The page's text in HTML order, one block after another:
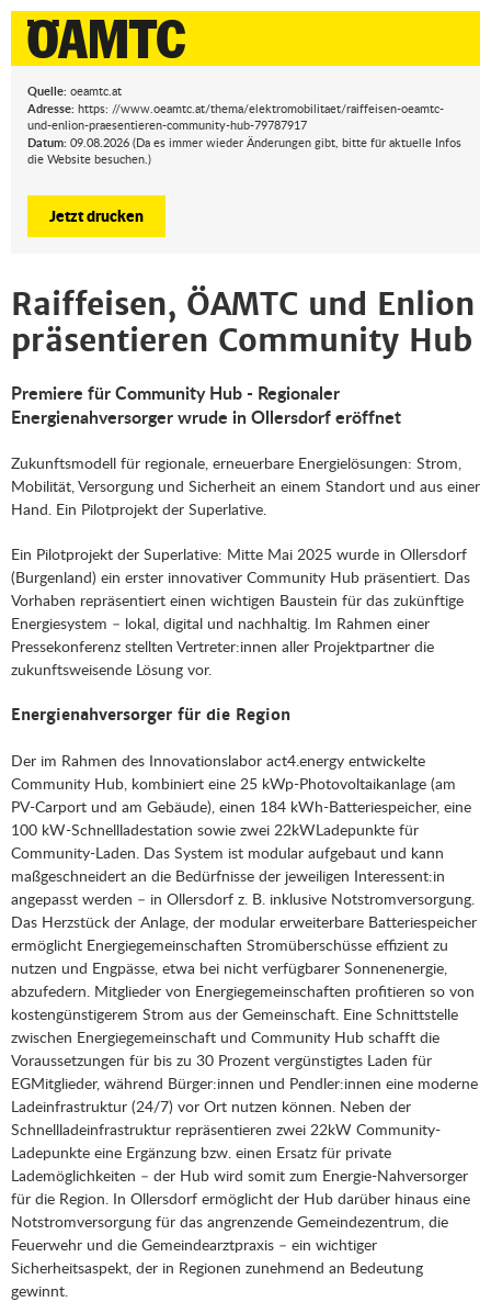
Quelle: oeamtc.at
Adresse: https: //www.oeamtc.at/thema/elektromobilitaet/raiffeisen-oeamtc-
und-enlion-praesentieren-community-hub-79787917
Datum: 09.08.2026 (Da es immer wieder Änderungen gibt, bitte für aktuelle Infos
die Website besuchen.)
Jetzt drucken
Raiffeisen, ÖAMTC und Enlion
präsentieren Community Hub
Premiere für Community Hub - Regionaler
Energienahversorger wrude in Ollersdorf eröffnet
Zukunftsmodell für regionale, erneuerbare Energielösungen: Strom,
Mobilität, Versorgung und Sicherheit an einem Standort und aus einer
Hand. Ein Pilotprojekt der Superlative.
Ein Pilotprojekt der Superlative: Mitte Mai 2025 wurde in Ollersdorf
(Burgenland) ein erster innovativer Community Hub präsentiert. Das
Vorhaben repräsentiert einen wichtigen Baustein für das zukünftige
Energiesystem – lokal, digital und nachhaltig. Im Rahmen einer
Pressekonferenz stellten Vertreter:innen aller Projektpartner die
zukunftsweisende Lösung vor.
Energienahversorger für die Region
Der im Rahmen des Innovationslabor act4.energy entwickelte
Community Hub, kombiniert eine 25 kWp-Photovoltaikanlage (am
PV-Carport und am Gebäude), einen 184 kWh-Batteriespeicher, eine
100 kW-Schnellladestation sowie zwei 22kWLadepunkte für
Community-Laden. Das System ist modular aufgebaut und kann
maßgeschneidert an die Bedürfnisse der jeweiligen Interessent:in
angepasst werden – in Ollersdorf z. B. inklusive Notstromversorgung.
Das Herzstück der Anlage, der modular erweiterbare Batteriespeicher
ermöglicht Energiegemeinschaften Stromüberschüsse effizient zu
nutzen und Engpässe, etwa bei nicht verfügbarer Sonnenenergie,
abzufedern. Mitglieder von Energiegemeinschaften profitieren so von
kostengünstigerem Strom aus der Gemeinschaft. Eine Schnittstelle
zwischen Energiegemeinschaft und Community Hub schafft die
Voraussetzungen für bis zu 30 Prozent vergünstigtes Laden für
EGMitglieder, während Bürger:innen und Pendler:innen eine moderne
Ladeinfrastruktur (24/7) vor Ort nutzen können. Neben der
Schnellladeinfrastruktur repräsentieren zwei 22kW Community-
Ladepunkte eine Ergänzung bzw. einen Ersatz für private
Lademöglichkeiten – der Hub wird somit zum Energie-Nahversorger
für die Region. In Ollersdorf ermöglicht der Hub darüber hinaus eine
Notstromversorgung für das angrenzende Gemeindezentrum, die
Feuerwehr und die Gemeindearztpraxis – ein wichtiger
Sicherheitsaspekt, der in Regionen zunehmend an Bedeutung
gewinnt.